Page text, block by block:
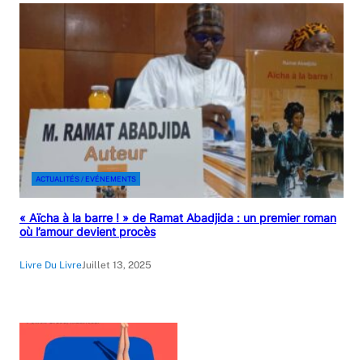
ACTUALITÉS / EVÉNEMENTS
« Aïcha à la barre ! » de Ramat Abadjida : un premier roman
où l’amour devient procès
Livre Du LivreJuillet 13, 2025